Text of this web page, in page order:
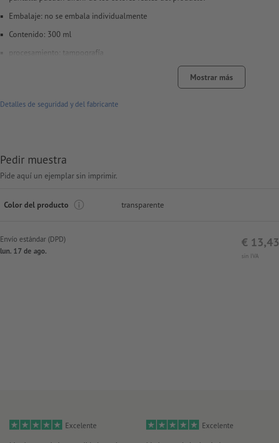
Embalaje: no se embala individualmente
Contenido: 300 ml
procesamiento: tampografía
Mostrar más
Detalles de seguridad y del fabricante
Pedir muestra
Pide aquí un ejemplar sin imprimir.
Color del producto transparente
sin IVA
€ 13,43
Envío estándar (DPD)
lun. 17 de ago.
Excelente Excelente